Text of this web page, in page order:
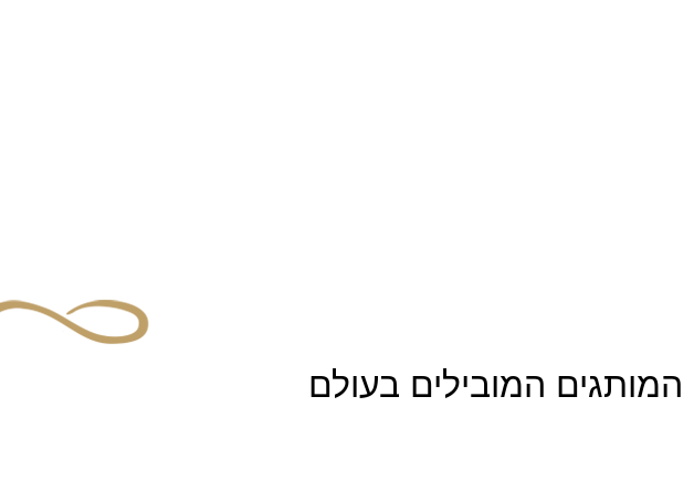
המותגים המובילים בעולם